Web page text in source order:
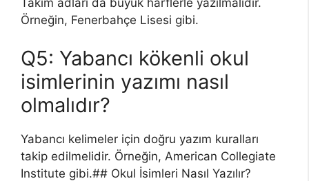
Takım adları da büyük harflerle yazılmalıdır.
Örneğin, Fenerbahçe Lisesi gibi.
Q5: Yabancı kökenli okul
isimlerinin yazımı nasıl
olmalıdır?
Yabancı kelimeler için doğru yazım kuralları
takip edilmelidir. Örneğin, American Collegiate
Institute gibi.## Okul İsimleri Nasıl Yazılır?